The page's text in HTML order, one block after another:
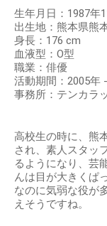
生年月日：1987年
出生地：熊本県熊
身長：176 cm
血液型：O型
職業：俳優
活動期間：2005
事務所：テンカラ
高校生の時に、熊
され、素人スタッ
るようになり、芸
んは目が大きくぱ
なのに気弱な役が
えそうですね。